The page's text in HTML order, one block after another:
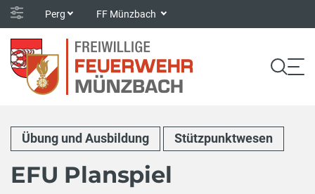
Perg FF Münzbach
Übung und Ausbildung Stützpunktwesen
EFU Planspiel